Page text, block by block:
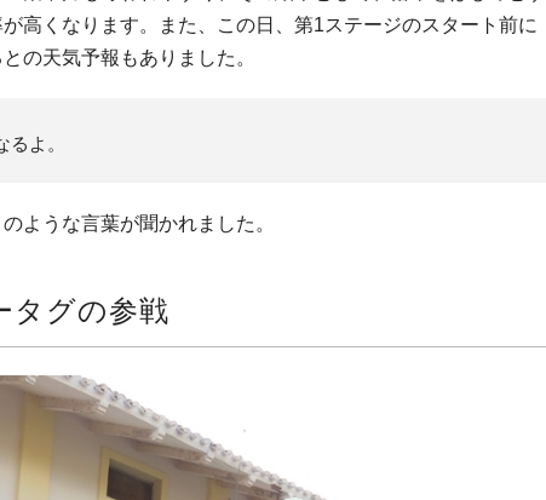
高くなります。また、この日、第1ステージのスタート前に
の天気予報もありました。
よ。
ような言葉が聞かれました。
タグの参戦